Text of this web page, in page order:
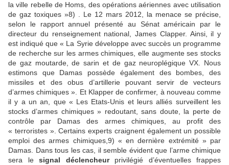
la ville rebelle de Homs, des opérations aériennes avec utilisation
de gaz toxiques »8) . Le 12 mars 2012, la menace se précise,
selon le rapport annuel présenté au Sénat américain par le
directeur du renseignement national, James Clapper. Ainsi, il y
est indiqué que « La Syrie développe avec succès un programme
de recherche sur les armes chimiques, elle augmente ses stocks
de gaz moutarde, de sarin et de gaz neuroplégique VX. Nous
estimons que Damas possède également des bombes, des
missiles et des obus d’artillerie pouvant servir de vecteurs
d’armes chimiques ». Et Klapper de confirmer, à nouveau comme
il y a un an, que « Les Etats-Unis et leurs alliés surveillent les
stocks d’armes chimiques » redoutant, sans doute, la perte de
contrôle par Damas des armes chimiques, au profit des
« terroristes ». Certains experts craignent également un possible
emploi des armes chimiques,9) « en dernière extrémité » par
Damas. Dans tous les cas, il semble évident que l’arme chimique
sera le signal déclencheurprivilégié d’éventuelles frappes